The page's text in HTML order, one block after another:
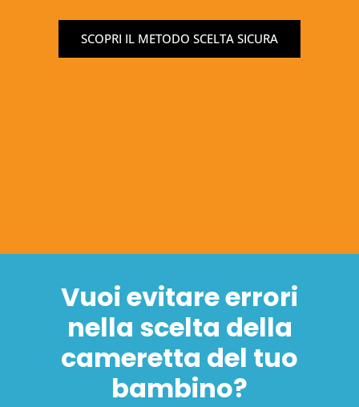
SCOPRI IL METODO SCELTA SICURA
Vuoi evitare errori
nella scelta della
cameretta del tuo
bambino?